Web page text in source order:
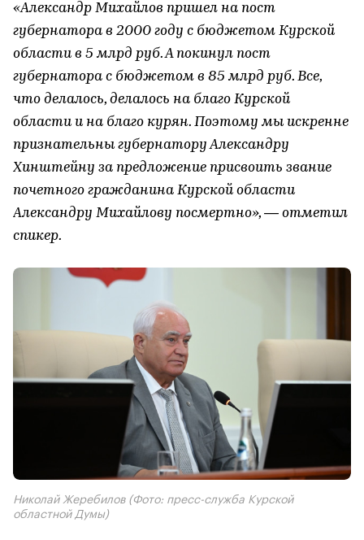
«Александр Михайлов пришел на пост
губернатора в 2000 году с бюджетом Курской
области в 5 млрд руб. А покинул пост
губернатора с бюджетом в 85 млрд руб. Все,
что делалось, делалось на благо Курской
области и на благо курян. Поэтому мы искренне
признательны губернатору Александру
Хинштейну за предложение присвоить звание
почетного гражданина Курской области
Александру Михайлову посмертно», — отметил
спикер.
Николай Жеребилов (Фото: пресс-служба Курской
областной Думы)